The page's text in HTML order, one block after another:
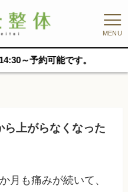
MENU
可能です。
ら上がらなくなった
月も痛みが続いて、